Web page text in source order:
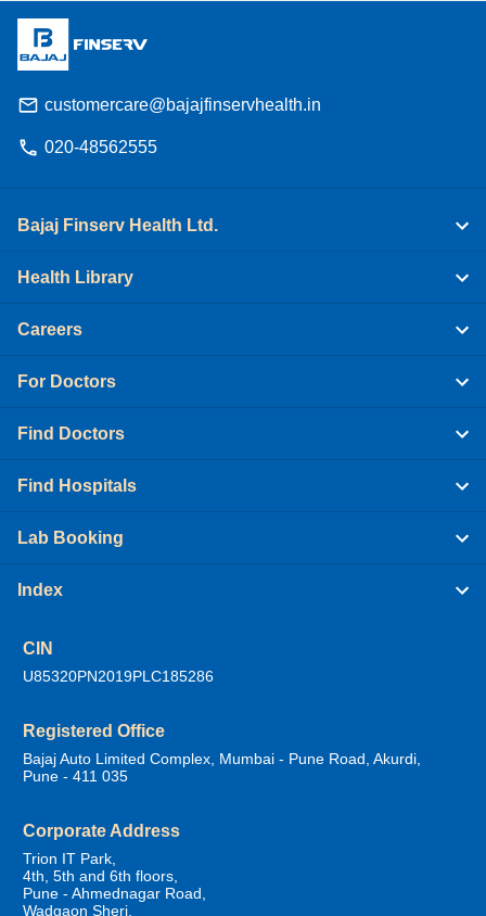
customercare@bajajfinservhealth.in
020-48562555
Bajaj Finserv Health Ltd.
Health Library
Careers
For Doctors
Find Doctors
Find Hospitals
Lab Booking
Index
CIN
U85320PN2019PLC185286
Registered Office
Bajaj Auto Limited Complex, Mumbai - Pune Road, Akurdi,
Pune - 411 035
Corporate Address
Trion IT Park,
4th, 5th and 6th floors,
Pune - Ahmednagar Road,
Wadgaon Sheri,